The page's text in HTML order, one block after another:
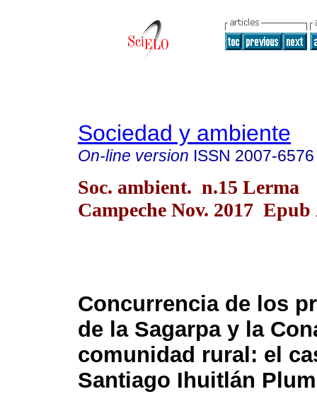
Sociedad y ambiente
On-line version ISSN 2007-6576
Soc. ambient. n.15 Lerma
Campeche Nov. 2017 Epub
Concurrencia de los
de la Sagarpa y la
comunidad rural: el
Santiago Ihuitlán